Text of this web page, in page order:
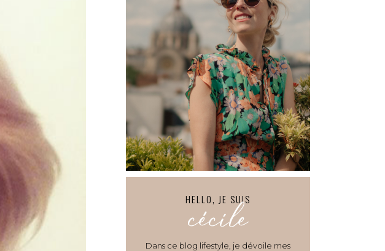
HELLO, JE SUIS
cécile
Dans ce blog lifestyle, je dévoile mes